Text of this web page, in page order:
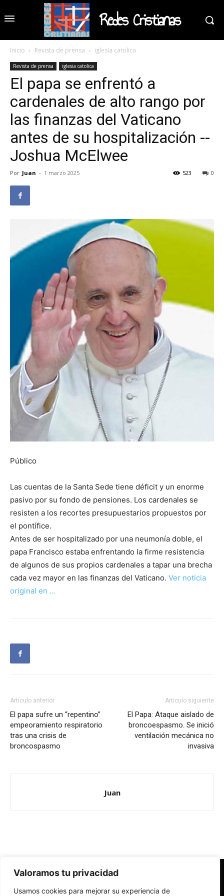
Valoramos tu privacidad
Usamos cookies para mejorar su experiencia de
Redes Cristianas
Inicio Revista de prensa iglesia catolica
Revista de prensa iglesia catolica
El papa se enfrentó a
cardenales de alto rango por
las finanzas del Vaticano
antes de su hospitalización --
Joshua McElwee
Por Juan - 1 marzo 2025 0
523
Público
Las cuentas de la Santa Sede tiene déficit y un enorme
pasivo por su fondo de pensiones. Los cardenales se
resisten a los recortes presupuestarios propuestos por
el pontífice.
Antes de ser hospitalizado por una neumonía doble, el
papa Francisco estaba enfrentando la firme resistencia
de algunos de sus propios cardenales a tapar una brecha
cada vez mayor en las finanzas del Vaticano. Ver noticia
original en …
Artículo anterior
El papa sufre un “repentino”
empeoramiento respiratorio
tras una crisis de
broncospasmo
Artículo siguiente
El Papa: Ataque aislado de
broncoespasmo. Se inició
ventilación mecánica no
invasiva
Juan
Redes Cristianas
Una mirada alternativa sobre la Iglesia católica y la sociedad